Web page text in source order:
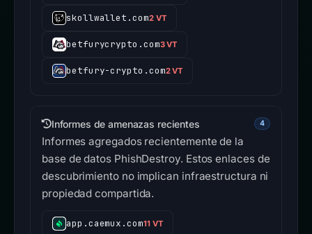
skollwallet.com2 VT
betfurycrypto.com3 VT
betfury-crypto.com2 VT
Informes de amenazas recientes 4
Informes agregados recientemente de la
base de datos PhishDestroy. Estos enlaces de
descubrimiento no implican infraestructura ni
propiedad compartida.
app.caemux.com11 VT